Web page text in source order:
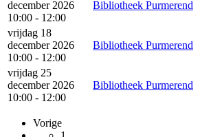
december 2026
10:00 - 12:00
Bibliotheek Purmerend
vrijdag 18
december 2026
10:00 - 12:00
Bibliotheek Purmerend
vrijdag 25
december 2026
10:00 - 12:00
Bibliotheek Purmerend
Vorige